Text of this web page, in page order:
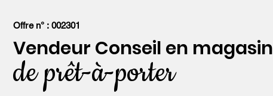
Offre n° : 002301
Vendeur Conseil en magasin
de prêt-à-porter